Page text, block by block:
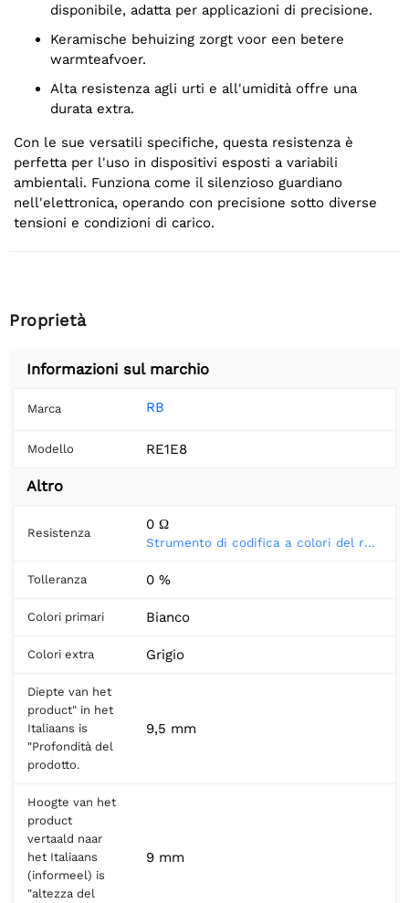
disponibile, adatta per applicazioni di precisione.
Keramische behuizing zorgt voor een betere
warmteafvoer.
Alta resistenza agli urti e all'umidità offre una
durata extra.
Con le sue versatili specifiche, questa resistenza è
perfetta per l'uso in dispositivi esposti a variabili
ambientali. Funziona come il silenzioso guardiano
nell'elettronica, operando con precisione sotto diverse
tensioni e condizioni di carico.
Proprietà
Informazioni sul marchio
Marca RB
Modello RE1E8
Altro
Resistenza
0 Ω
Strumento di codifica a colori del resistore
Tolleranza 0 %
Colori primari Bianco
Colori extra Grigio
Diepte van het
product" in het
Italiaans is
"Profondità del
prodotto.
9,5 mm
Hoogte van het
product
vertaald naar
het Italiaans
(informeel) is
"altezza del
9 mm